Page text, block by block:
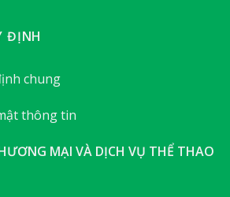
ĐỊNH
chung
thông tin
MẠI VÀ DỊCH VỤ THỂ THAO